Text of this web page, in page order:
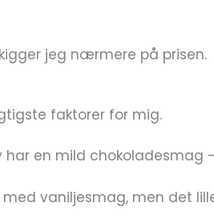
jeg nærmere på prisen.
faktorer for mig.
har en mild chokoladesmag
vaniljesmag, men det